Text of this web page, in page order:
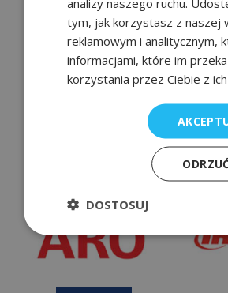
pompa membranowa
- seria klasyczna
Nasi
tym, jak korzystasz z naszej
reklamowym i analitycznym,
informacjami, które im
korzystania przez Ciebie z ich
DOSTOSUJ